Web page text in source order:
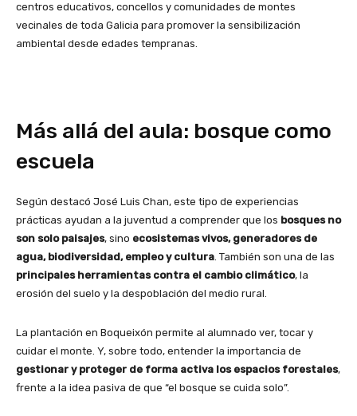
centros educativos, concellos y comunidades de montes
vecinales de toda Galicia para promover la sensibilización
ambiental desde edades tempranas.
Más allá del aula: bosque como
escuela
Según destacó José Luis Chan, este tipo de experiencias
prácticas ayudan a la juventud a comprender que los bosques no
son solo paisajes, sino ecosistemas vivos, generadores de
agua, biodiversidad, empleo y cultura. También son una de las
principales herramientas contra el cambio climático, la
erosión del suelo y la despoblación del medio rural.
La plantación en Boqueixón permite al alumnado ver, tocar y
cuidar el monte. Y, sobre todo, entender la importancia de
gestionar y proteger de forma activa los espacios forestales,
frente a la idea pasiva de que “el bosque se cuida solo”.